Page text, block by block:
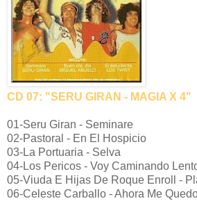
CD 07: "SERU GIRAN - MAGIA X 4"
01-Seru Giran - Seminare
02-Pastoral - En El Hospicio
03-La Portuaria - Selva
04-Los Pericos - Voy Caminando
05-Viuda E Hijas De Roque Enroll -
06-Celeste Carballo - Ahora Me